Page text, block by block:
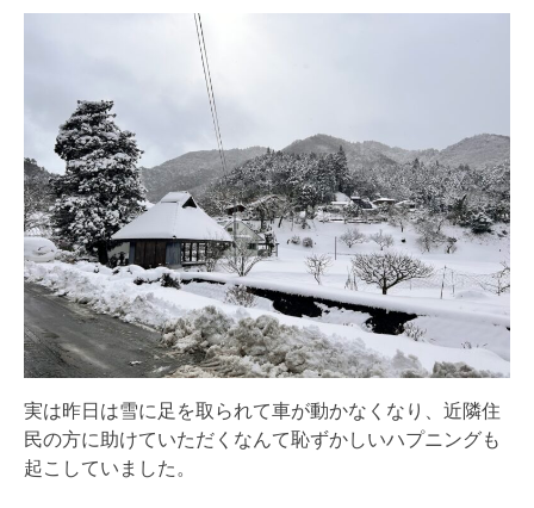
実は昨日は雪に足を取られて車が動かなくなり、近隣住
民の方に助けていただくなんて恥ずかしいハプニングも
起こしていました。